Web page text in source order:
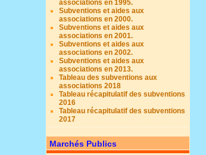
associations en 1995.
Subventions et aides aux
associations en 2000.
Subventions et aides aux
associations en 2001.
Subventions et aides aux
associations en 2002.
Subventions et aides aux
associations en 2013.
Tableau des subventions aux
associations 2018
Tableau récapitulatif des subventions
2016
Tableau récapitulatif des subventions
2017
Marchés Publics